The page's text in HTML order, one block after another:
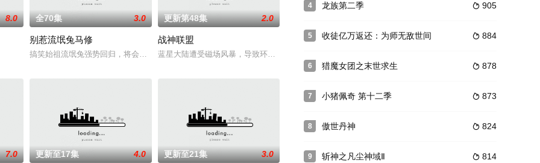
8.0 全70集 3.0
别惹流氓兔马修
搞笑始祖流氓兔强势回归，将会带来怎样的爆笑故事？贱萌流氓兔化身“黑芝麻糯米团”——白软萌外表下隐藏着腹黑的灵魂，实力演绎“软萌派”腹黑
更新第48集 2.0
战神联盟
蓝星大陆遭受磁场风暴，导致环境剧变，灵气复苏。在天地灵气的滋养下，人类和动物的各项身体机能被无
7.0 更新至17集 4.0 更新至21集 3.0
4  905
龙族第二季
5  884
收徒亿万返还：为师无敌世间
6  878
猎魔女团之末世求生
7  873
小猪佩奇 第十二季
8  824
傲世丹神
9  814
斩神之凡尘神域Ⅱ